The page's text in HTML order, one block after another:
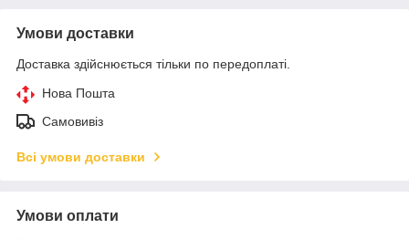
Умови доставки
Доставка здійснюється тільки по передоплаті.
Нова Пошта
Самовивіз
Всі умови доставки
Умови оплати